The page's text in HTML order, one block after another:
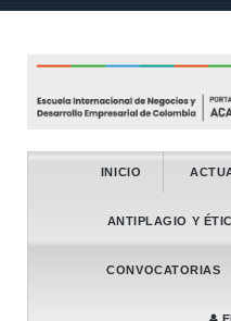
INICIO
ANTIPLAGIO Y
CONVOCATORIAS